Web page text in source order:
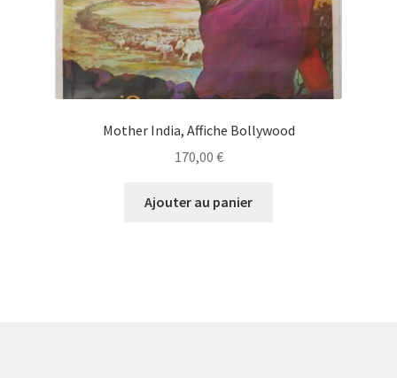
Mother India, Affiche Bollywood
170,00 €
Ajouter au panier